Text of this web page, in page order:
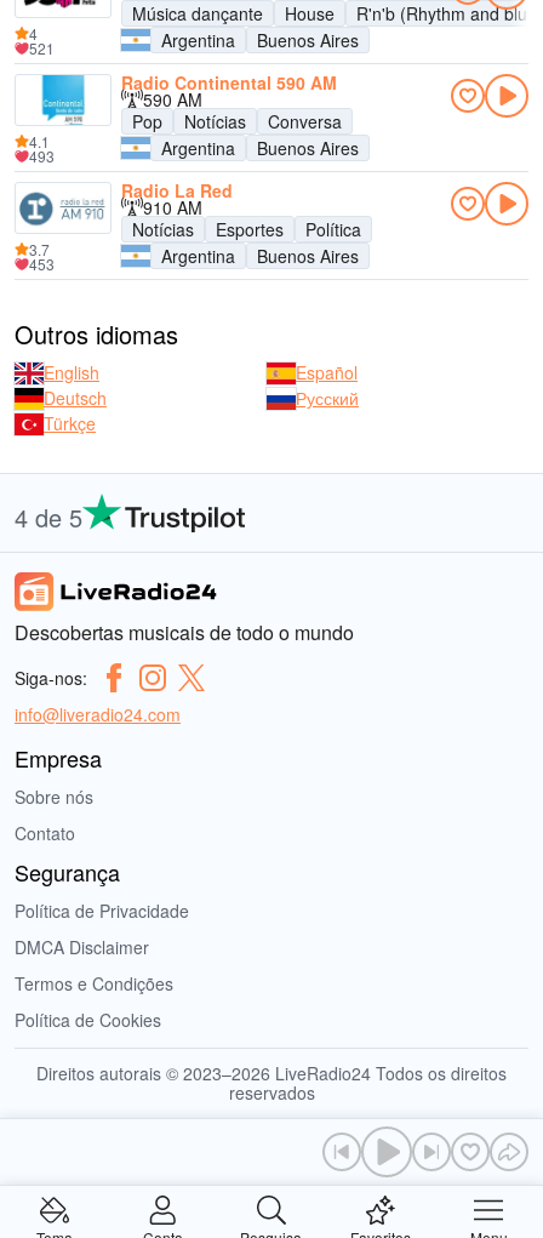
Música dançante
House
R'n'b (Rhythm and
Argentina
Buenos Aires
4
521
Radio Continental 590 AM
590 AM
Pop
Notícias
Conversa
Argentina
Buenos Aires
4.1
493
Radio La Red
910 AM
Notícias
Esportes
Política
Argentina
Buenos Aires
3.7
453
Outros idiomas
English
Español
Deutsch
Русский
Türkçe
4 de 5
Descobertas musicais de todo o mundo
Siga-nos:
info@liveradio24.com
Empresa
Sobre nós
Contato
Segurança
Política de Privacidade
DMCA Disclaimer
Termos e Condições
Política de Cookies
Direitos autorais © 2023–2026 LiveRadio24 Todos os direitos
reservados